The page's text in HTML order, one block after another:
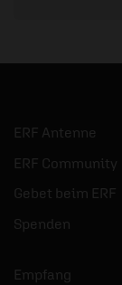
ERF Antenne
ERF Community
Gebet beim ERF
Spenden
Empfang